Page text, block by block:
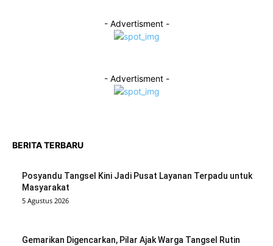
- Advertisment -
- Advertisment -
BERITA TERBARU
Posyandu Tangsel Kini Jadi Pusat Layanan Terpadu untuk
Masyarakat
5 Agustus 2026
Gemarikan Digencarkan, Pilar Ajak Warga Tangsel Rutin